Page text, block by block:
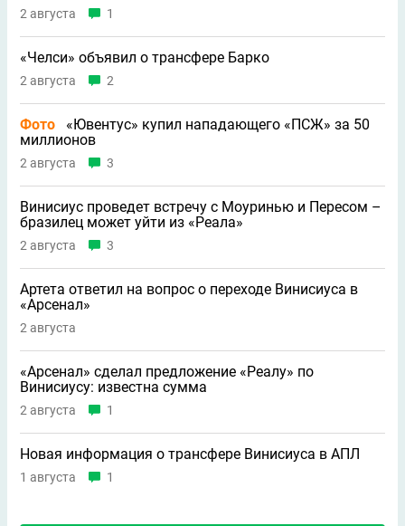
2 августа 1
«Челси» объявил о трансфере Барко
2 августа 2
Фото
«Ювентус» купил нападающего «ПСЖ» за 50
миллионов
2 августа 3
Винисиус проведет встречу с Моуринью и Пересом –
бразилец может уйти из «Реала»
2 августа 3
Артета ответил на вопрос о переходе Винисиуса в
«Арсенал»
2 августа
«Арсенал» сделал предложение «Реалу» по
Винисиусу: известна сумма
2 августа 1
Новая информация о трансфере Винисиуса в АПЛ
1 августа 1